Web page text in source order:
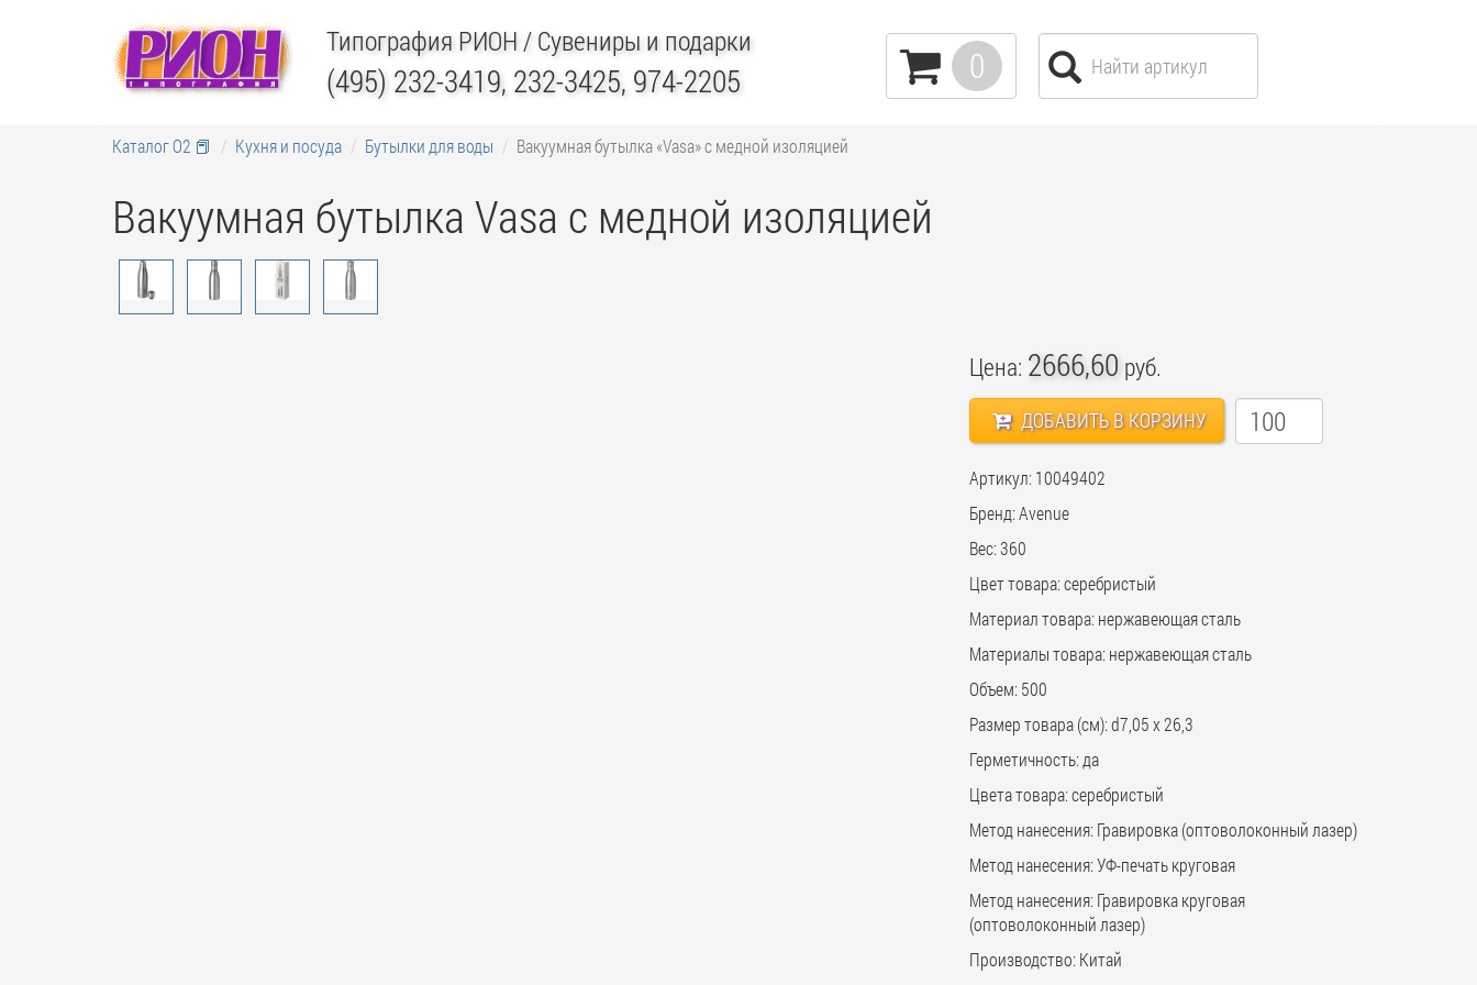
Типография РИОН/ Сувениры и подарки
(495) 232-3419, 232-3425, 974-2205 0
Каталог О2 📕 Кухня и посуда Бутылки для воды Вакуумная бутылка «Vasa» c медной изоляцией
Вакуумная бутылка Vasa c медной изоляцией
Цена: 2666,60 руб.
ДОБАВИТЬ В КОРЗИНУ
Артикул: 10049402
Бренд: Avenue
Вес: 360
Цвет товара: серебристый
Материал товара: нержавеющая cталь
Материалы товара: нержавеющая cталь
Объем: 500
Размер товара (см): d7,05 х 26,3
Герметичность: да
Цвета товара: серебристый
Метод нанесения: Гравировка (оптоволоконный лазер)
Метод нанесения: УФ-печать круговая
Метод нанесения: Гравировка круговая
(оптоволоконный лазер)
Производство: Китай